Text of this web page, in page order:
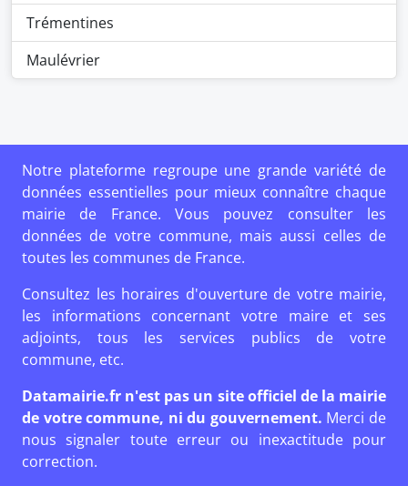
Trémentines
Maulévrier
Notre plateforme regroupe une grande variété de
données essentielles pour mieux connaître chaque
mairie de France. Vous pouvez consulter les
données de votre commune, mais aussi celles de
toutes les communes de France.
Consultez les horaires d'ouverture de votre mairie,
les informations concernant votre maire et ses
adjoints, tous les services publics de votre
commune, etc.
Datamairie.fr n'est pas un site officiel de la mairie
de votre commune, ni du gouvernement. Merci de
nous signaler toute erreur ou inexactitude pour
correction.